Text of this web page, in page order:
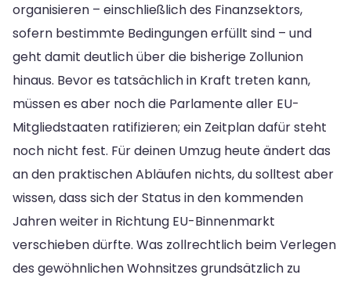
organisieren – einschließlich des Finanzsektors,
sofern bestimmte Bedingungen erfüllt sind – und
geht damit deutlich über die bisherige Zollunion
hinaus. Bevor es tatsächlich in Kraft treten kann,
müssen es aber noch die Parlamente aller EU-
Mitgliedstaaten ratifizieren; ein Zeitplan dafür steht
noch nicht fest. Für deinen Umzug heute ändert das
an den praktischen Abläufen nichts, du solltest aber
wissen, dass sich der Status in den kommenden
Jahren weiter in Richtung EU-Binnenmarkt
verschieben dürfte. Was zollrechtlich beim Verlegen
des gewöhnlichen Wohnsitzes grundsätzlich zu